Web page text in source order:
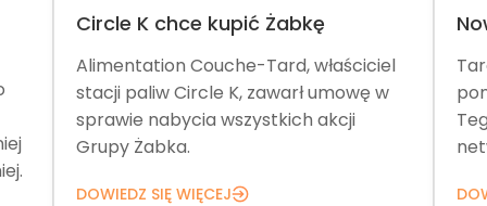
Circle K chce kupić Żabkę
Alimentation Couche-Tard, właściciel
stacji paliw Circle K, zawarł umowę w
sprawie nabycia wszystkich akcji
Grupy Żabka.
DOWIEDZ SIĘ WIĘCEJ